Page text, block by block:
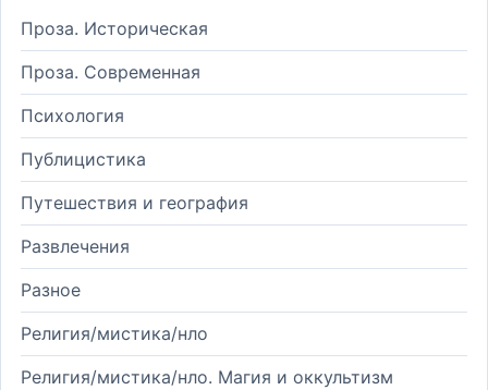
Проза. Историческая
Проза. Современная
Психология
Публицистика
Путешествия и география
Развлечения
Разное
Религия/мистика/нло
Религия/мистика/нло. Магия и оккультизм